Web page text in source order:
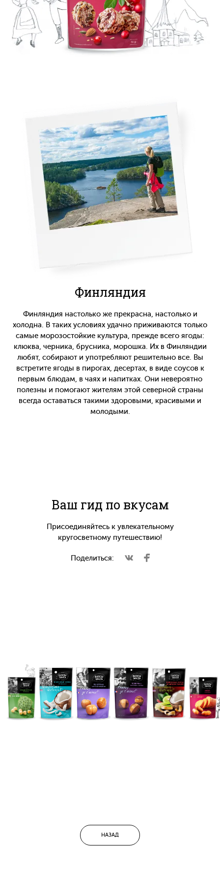
Финляндия
Финляндия настолько же прекрасна, настолько и
холодна. В таких условиях удачно приживаются только
самые морозостойкие культура, прежде всего ягоды:
клюква, черника, брусника, морошка. Их в Финляндии
любят, собирают и употребляют решительно все. Вы
встретите ягоды в пирогах, десертах, в виде соусов к
первым блюдам, в чаях и напитках. Они невероятно
полезны и помогают жителям этой северной страны
всегда оставаться такими здоровыми, красивыми и
молодыми.
Ваш гид по вкусам
Присоединяйтесь к увлекательному
кругосветному путешествию!
Поделиться:
НАЗАД